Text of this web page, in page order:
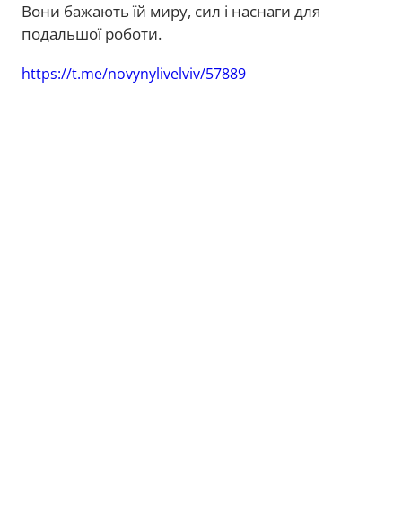
Вони бажають їй миру, сил і наснаги для
подальшої роботи.
https://t.me/novynylivelviv/57889